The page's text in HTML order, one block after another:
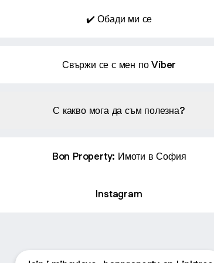
✔️ Обади ми се
Свържи се с мен по Viber
С какво мога да съм полезна?
Bon Property: Имоти в София
Instagram